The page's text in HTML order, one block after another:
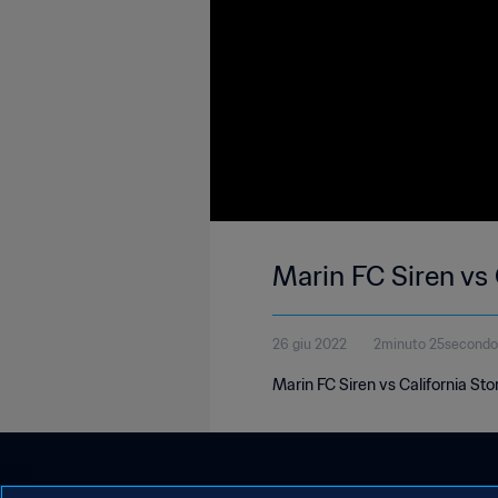
Marin FC Siren
26 giu 2022 2minuto 25secondo
Marin FC Siren vs California